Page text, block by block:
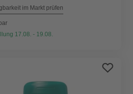
im Markt prüfen
17.08. - 19.08.